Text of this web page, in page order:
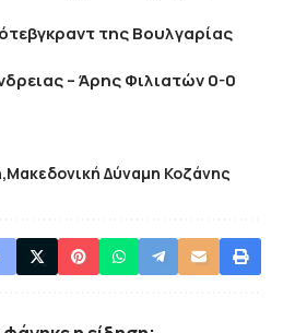
της Βουλγαρίας
– Άρης Φιλιατών 0-0
Μακεδονική Δύναμη Κοζάνης